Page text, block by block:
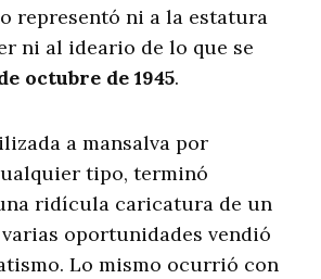
representó ni a la estatura
ni al ideario de lo que se
octubre de 1945.
a mansalva por
tipo, terminó
ridícula caricatura de un
oportunidades vendió
Lo mismo ocurrió con